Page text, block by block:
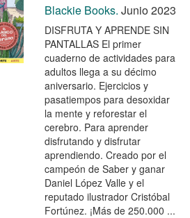
Blackie Books. Junio 2023
DISFRUTA Y APRENDE SIN
PANTALLAS El primer
cuaderno de actividades para
adultos llega a su décimo
aniversario. Ejercicios y
pasatiempos para desoxidar
la mente y reforestar el
cerebro. Para aprender
disfrutando y disfrutar
aprendiendo. Creado por el
campeón de Saber y ganar
Daniel López Valle y el
reputado ilustrador Cristóbal
Fortúnez. ¡Más de 250.000 ...